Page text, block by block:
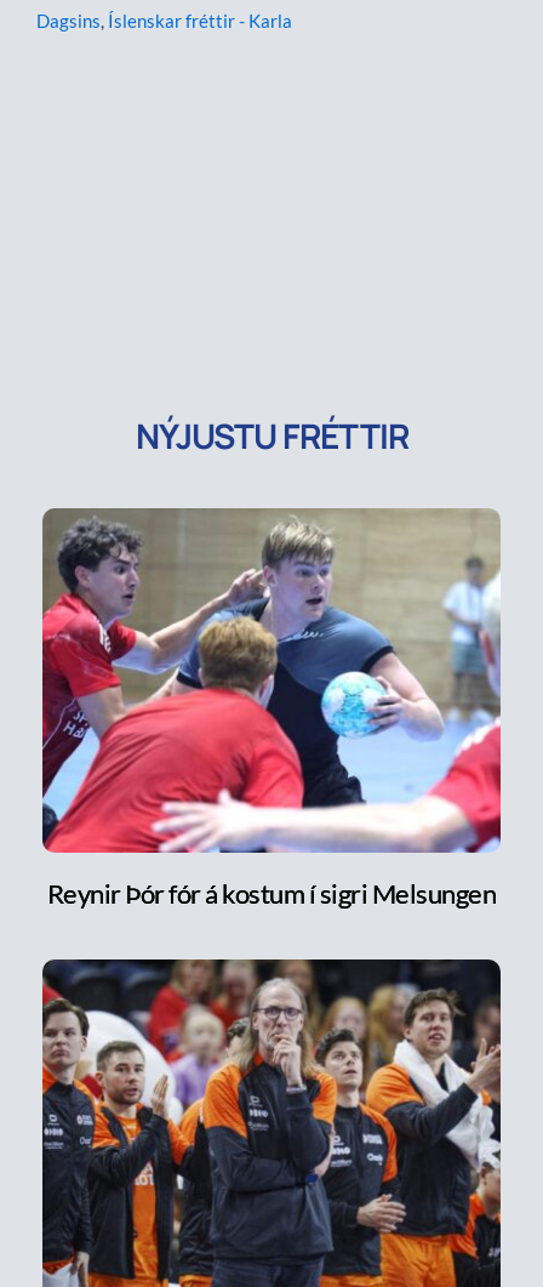
Dagsins, Íslenskar fréttir - Karla
NÝJUSTU FRÉTTIR
Reynir Þór fór á kostum í sigri Melsungen